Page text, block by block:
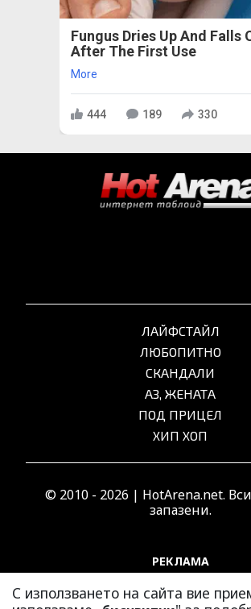
Fungus Dries Up And Falls
After The First Use
More
444 189 330
С използването на сайта вие
ЛАЙФСТАЙЛ
ЛЮБОПИТНО
СКАНДАЛИ
АЗ, ЖЕНАТА
ПОД ПРИЦЕЛ
ХИП ХОП
© 2010 - 2026 | HotArena.net.
запазени.
РЕКЛАМА
ОБЩИ УСЛОВИЯ